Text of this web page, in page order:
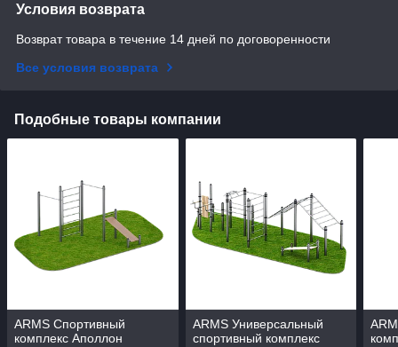
Условия возврата
Возврат товара в течение 14 дней по договоренности
Все условия возврата
Подобные товары компании
ARMS Спортивный
комплекс Аполлон
ARMS Универсальный
спортивный комплекс